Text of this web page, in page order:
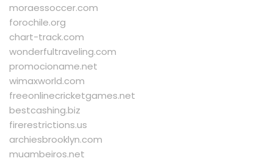
moraessoccer.com
forochile.org
chart-track.com
wonderfultraveling.com
promocioname.net
wimaxworld.com
freeonlinecricketgames.net
bestcashing.biz
firerestrictions.us
archiesbrooklyn.com
muambeiros.net